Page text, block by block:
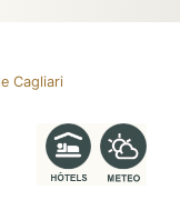
Cagliari